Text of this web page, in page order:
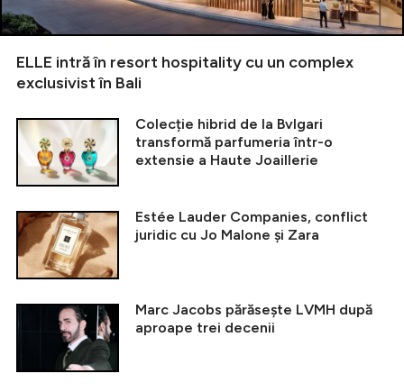
ELLE intră în resort hospitality cu un complex
exclusivist în Bali
Colecție hibrid de la Bvlgari
transformă parfumeria într-o
extensie a Haute Joaillerie
Estée Lauder Companies, conflict
juridic cu Jo Malone și Zara
Marc Jacobs părăsește LVMH după
aproape trei decenii